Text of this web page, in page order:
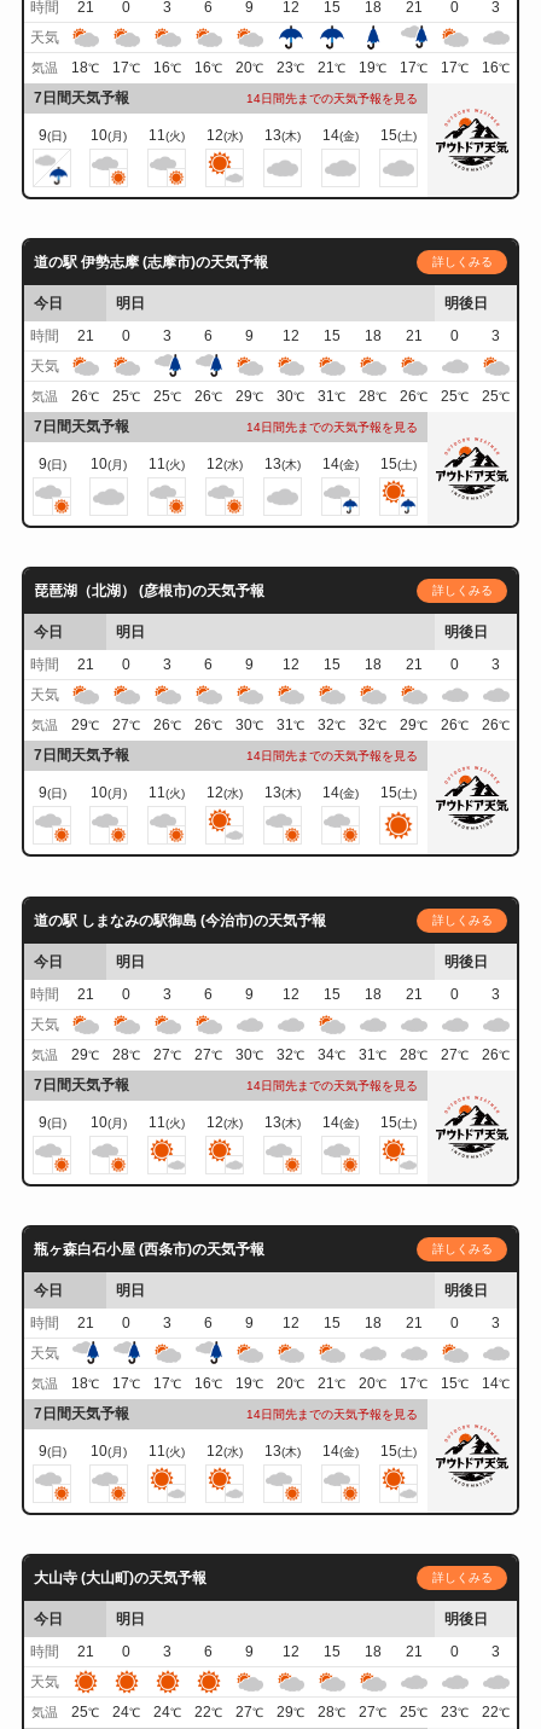
時間
21 0 3 6 9 12 15 18 21 0
3
天気
気温 18℃ 17℃ 16℃ 16℃ 20℃ 23℃ 21℃ 19℃ 17℃ 17℃ 16℃
7日間天気予報 14日間先までの天気予報を見る
9(日) 10(月) 11(火) 12(水) 13(木) 14(金) 15(土)
道の駅 伊勢志摩 (志摩市)の天気予報 詳しくみる
今日 明日
明後日
時間
21 0 3 6 9 12 15 18 21 0
3
天気
気温 26℃ 25℃ 25℃ 26℃ 29℃ 30℃ 31℃ 28℃ 26℃ 25℃ 25℃
7日間天気予報 14日間先までの天気予報を見る
9(日) 10(月) 11(火) 12(水) 13(木) 14(金) 15(土)
琵琶湖（北湖） (彦根市)の天気予報 詳しくみる
今日 明日
明後日
時間
21 0 3 6 9 12 15 18 21 0
3
天気
気温 29℃ 27℃ 26℃ 26℃ 30℃ 31℃ 32℃ 32℃ 29℃ 26℃ 26℃
7日間天気予報 14日間先までの天気予報を見る
9(日) 10(月) 11(火) 12(水) 13(木) 14(金) 15(土)
道の駅 しまなみの駅御島 (今治市)の天気予報 詳しくみる
今日 明日
明後日
時間
21 0 3 6 9 12 15 18 21 0
3
天気
気温 29℃ 28℃ 27℃ 27℃ 30℃ 32℃ 34℃ 31℃ 28℃ 27℃ 26℃
7日間天気予報 14日間先までの天気予報を見る
9(日) 10(月) 11 (火) 12(水) 13(木) 14(金) 15(土)
瓶ヶ森白石小屋 (西条市)の天気予報 詳しくみる
今日 明日
明後日
時間
21 0 3 6 9 12 15 18 21 0
3
天気
気温 18℃ 17℃ 17℃ 16℃ 19℃ 20℃ 21℃ 20℃ 17℃ 15℃ 14℃
7日間天気予報 14日間先までの天気予報を見る
9(日) 10(月) 11(火) 12(水) 13(木) 14(金) 15(土)
大山寺 (大山町)の天気予報 詳しくみる
今日 明日
明後日
時間
21 0 3 6 9 12 15 18 21 0
3
天気
気温 25℃ 24℃ 24℃ 22℃ 27℃ 29℃ 28℃ 27℃ 25℃ 23℃ 22℃